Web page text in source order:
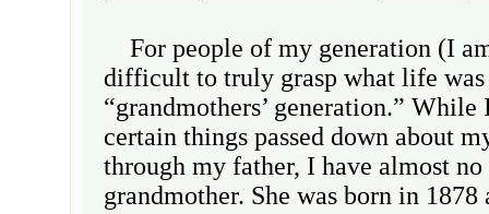
For people of my generation (I
difficult to truly grasp what life
“grandmothers’ generation.” While
certain things passed down about
through my father, I have almost
grandmother. She was born in 1878